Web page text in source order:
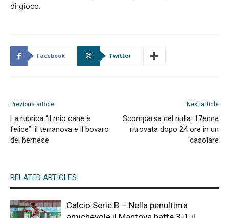
di gioco.
Facebook Twitter
Previous article
La rubrica “il mio cane è
felice”: il terranova e il bovaro
del bernese
Next article
Scomparsa nel nulla: 17enne
ritrovata dopo 24 ore in un
casolare
RELATED ARTICLES
Calcio Serie B – Nella penultima